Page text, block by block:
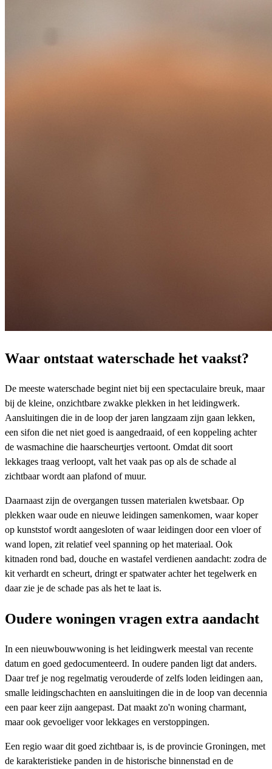
Waar ontstaat waterschade het vaakst?
De meeste waterschade begint niet bij een spectaculaire breuk, maar
bij de kleine, onzichtbare zwakke plekken in het leidingwerk.
Aansluitingen die in de loop der jaren langzaam zijn gaan lekken,
een sifon die net niet goed is aangedraaid, of een koppeling achter
de wasmachine die haarscheurtjes vertoont. Omdat dit soort
lekkages traag verloopt, valt het vaak pas op als de schade al
zichtbaar wordt aan plafond of muur.
Daarnaast zijn de overgangen tussen materialen kwetsbaar. Op
plekken waar oude en nieuwe leidingen samenkomen, waar koper
op kunststof wordt aangesloten of waar leidingen door een vloer of
wand lopen, zit relatief veel spanning op het materiaal. Ook
kitnaden rond bad, douche en wastafel verdienen aandacht: zodra de
kit verhardt en scheurt, dringt er spatwater achter het tegelwerk en
daar zie je de schade pas als het te laat is.
Oudere woningen vragen extra aandacht
In een nieuwbouwwoning is het leidingwerk meestal van recente
datum en goed gedocumenteerd. In oudere panden ligt dat anders.
Daar tref je nog regelmatig verouderde of zelfs loden leidingen aan,
smalle leidingschachten en aansluitingen die in de loop van decennia
een paar keer zijn aangepast. Dat maakt zo'n woning charmant,
maar ook gevoeliger voor lekkages en verstoppingen.
Een regio waar dit goed zichtbaar is, is de provincie Groningen, met
de karakteristieke panden in de historische binnenstad en de